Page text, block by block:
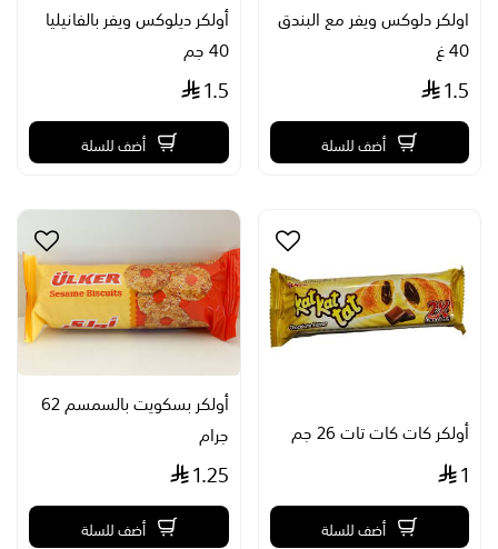
اولكر دلوكس ويفر مع البندق
40 غ
1.5
أضف للسلة
أولكر ديلوكس ويفر بالفانيليا
40 جم
1.5
أضف للسلة
أولكر كات كات تات 26 جم
1
أضف للسلة
أولكر بسكويت بالسمسم 62
جرام
1.25
أضف للسلة